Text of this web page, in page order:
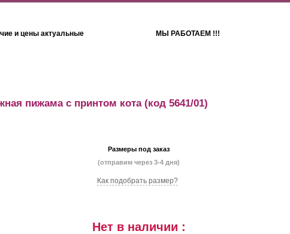
и цены актуальные МЫ РАБОТАЕМ !!!
пижама с принтом кота(код 5641/01)
Размеры под заказ
(отправим через 3-4 дня)
Как подобрать размер?
Нет в наличии :